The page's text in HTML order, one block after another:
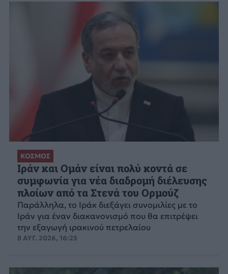
ΚΟΣΜΟΣ
Ιράν και Ομάν είναι πολύ κοντά σε
συμφωνία για νέα διαδρομή διέλευσης
πλοίων από τα Στενά του Ορμούζ
Παράλληλα, το Ιράκ διεξάγει συνομιλίες με το
Ιράν για έναν διακανονισμό που θα επιτρέψει
την εξαγωγή ιρακινού πετρελαίου
8 ΑΥΓ. 2026, 16:25